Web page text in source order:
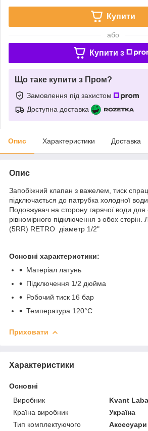
Купити
або
Купити з
Що таке купити з Пром?
Замовлення під захистом
Доступна доставка
Опис Характеристики Доставка
Опис
Запобіжний клапан з важелем, тиск
підключається до патрубка холодної води
Подовжувач на сторону гарячої води для
рівномірного підключення з обох сторін.
(5RR) RETRO діаметр 1/2"
Основні характеристики:
Матеріал латунь
Підключення 1/2 дюйма
Робочий тиск 16 бар
Температура 120°C
Приховати
Характеристики
Основні
Виробник
Kvant
Країна виробник
Україна
Тип комплектуючого
Аксесуари